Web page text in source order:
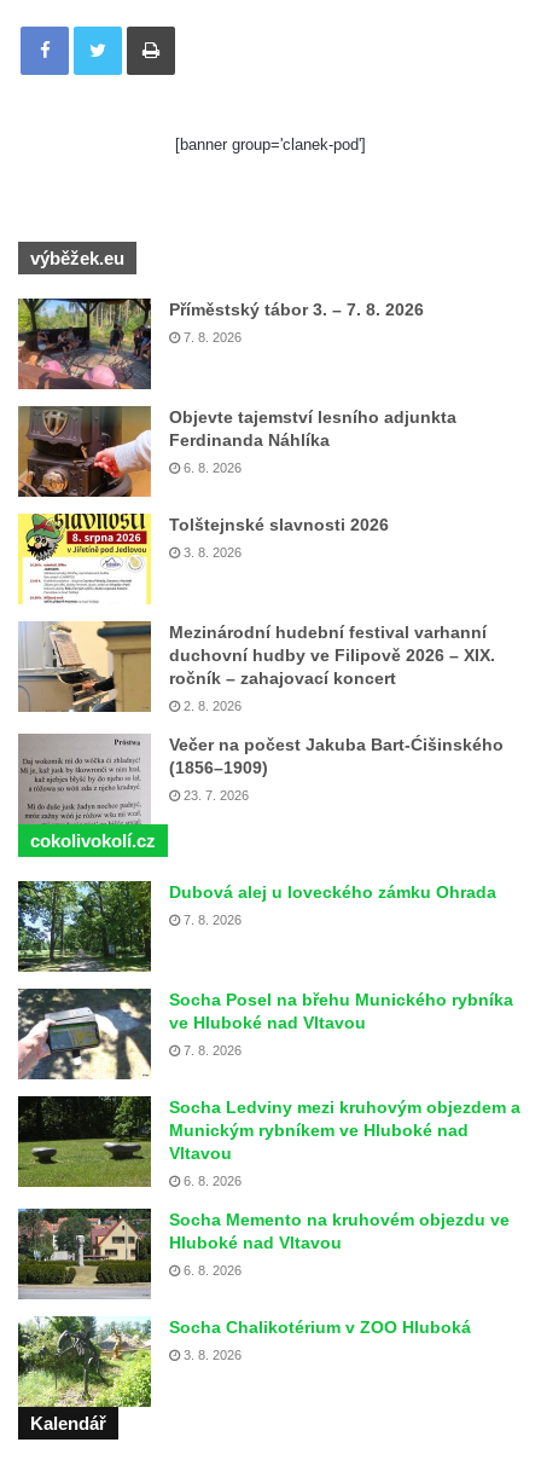
Tisknout
[banner group='clanek-pod']
výběžek.eu
Příměstský tábor 3. – 7. 8. 2026
7. 8. 2026
Objevte tajemství lesního adjunkta
Ferdinanda Náhlíka
6. 8. 2026
Tolštejnské slavnosti 2026
3. 8. 2026
Mezinárodní hudební festival varhanní
duchovní hudby ve Filipově 2026 – XIX.
ročník – zahajovací koncert
2. 8. 2026
Večer na počest Jakuba Bart-Ćišinského
(1856–1909)
23. 7. 2026
cokolivokolí.cz
Dubová alej u loveckého zámku Ohrada
7. 8. 2026
Socha Posel na břehu Munického rybníka
ve Hluboké nad Vltavou
7. 8. 2026
Socha Ledviny mezi kruhovým objezdem a
Munickým rybníkem ve Hluboké nad
Vltavou
6. 8. 2026
Socha Memento na kruhovém objezdu ve
Hluboké nad Vltavou
6. 8. 2026
Socha Chalikotérium v ZOO Hluboká
3. 8. 2026
Kalendář